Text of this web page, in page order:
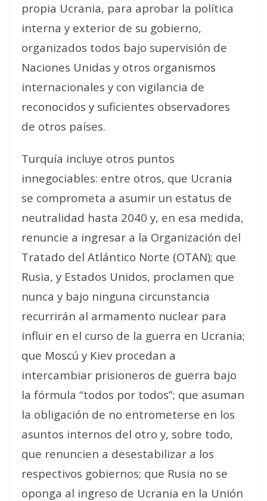
propia Ucrania, para aprobar la política
interna y exterior de su gobierno,
organizados todos bajo supervisión de
Naciones Unidas y otros organismos
internacionales y con vigilancia de
reconocidos y suficientes observadores
de otros países.
Turquía incluye otros puntos
innegociables: entre otros, que Ucrania
se comprometa a asumir un estatus de
neutralidad hasta 2040 y, en esa medida,
renuncie a ingresar a la Organización del
Tratado del Atlántico Norte (OTAN); que
Rusia, y Estados Unidos, proclamen que
nunca y bajo ninguna circunstancia
recurrirán al armamento nuclear para
influir en el curso de la guerra en Ucrania;
que Moscú y Kiev procedan a
intercambiar prisioneros de guerra bajo
la fórmula “todos por todos”; que asuman
la obligación de no entrometerse en los
asuntos internos del otro y, sobre todo,
que renuncien a desestabilizar a los
respectivos gobiernos; que Rusia no se
oponga al ingreso de Ucrania en la Unión